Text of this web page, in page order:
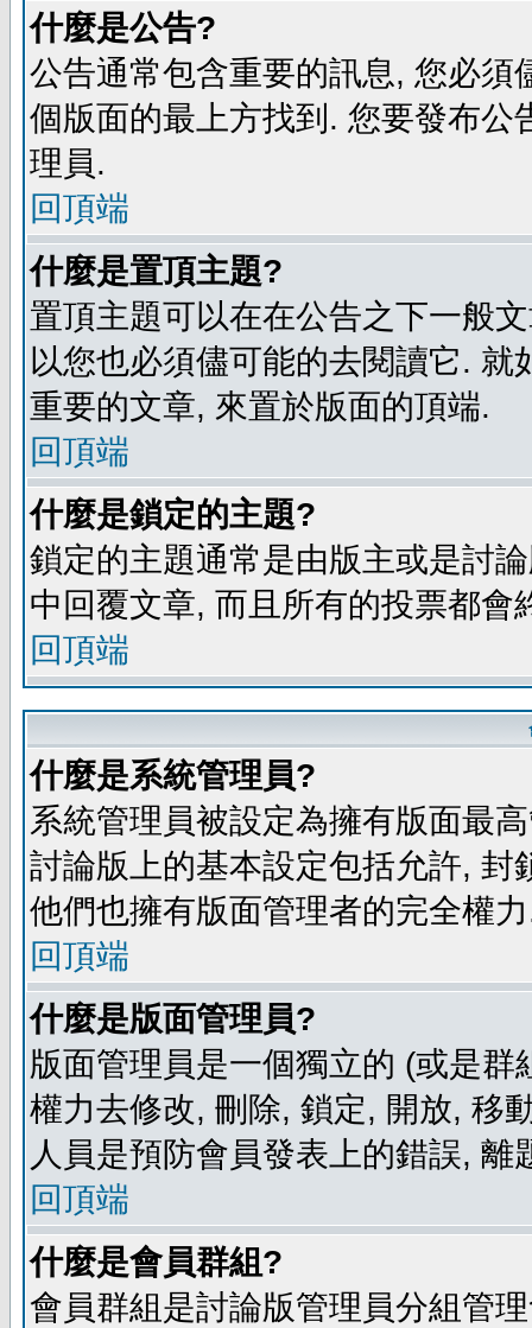
什麼是公告?
公告通常包含重要的訊息, 您必
個版面的最上方找到. 您要發布
理員.
回頂端
什麼是置頂主題?
置頂主題可以在在公告之下一般
以您也必須儘可能的去閱讀它.
重要的文章, 來置於版面的頂端.
回頂端
什麼是鎖定的主題?
鎖定的主題通常是由版主或是討
中回覆文章, 而且所有的投票都
回頂端
什麼是系統管理員?
系統管理員被設定為擁有版面最
討論版上的基本設定包括允許,
他們也擁有版面管理者的完全權
回頂端
什麼是版面管理員?
版面管理員是一個獨立的 (或是
權力去修改, 刪除, 鎖定, 開放, 移
人員是預防會員發表上的錯誤, 離
回頂端
什麼是會員群組?
會員群組是討論版管理員分組管